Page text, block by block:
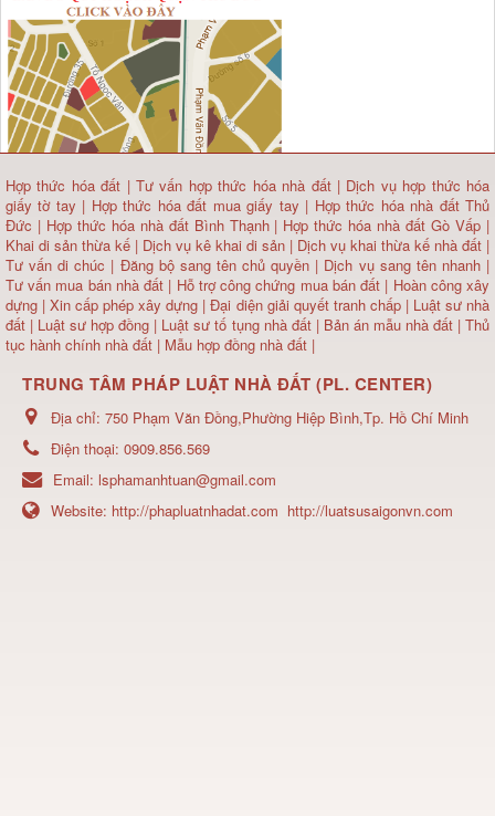
Hợp thức hóa đất |Tư vấn hợp thức hóa nhà đất| Dịch vụ hợp thức hóa
giấy tờ tay | Hợp thức hóa đất mua giấy tay | Hợp thức hóa nhà đất Thủ
Đức | Hợp thức hóa nhà đất Bình Thạnh | Hợp thức hóa nhà đất Gò Vấp |
Khai di sản thừa kế | Dịch vụ kê khai di sản | Dịch vụ khai thừa kế nhà đất |
Tư vấn di chúc | Đăng bộ sang tên chủ quyền | Dịch vụ sang tên nhanh |
Tư vấn mua bán nhà đất | Hỗ trợ công chứng mua bán đất | Hoàn công xây
dựng | Xin cấp phép xây dựng |Đại diện giải quyết tranh chấp | Luật sư nhà
đất | Luật sư hợp đồng | Luật sư tố tụng nhà đất | Bản án mẫu nhà đất|Thủ
tục hành chính nhà đất | Mẫu hợp đồng nhà đất |
TRUNG TÂM PHÁP LUẬT NHÀ ĐẤT (PL. CENTER)
Địa chỉ: 750 Phạm Văn Đồng,Phường Hiệp Bình,Tp. Hồ Chí Minh
Điện thoại: 0909.856.569
Email: lsphamanhtuan@gmail.com
Website: http://phapluatnhadat.com http://luatsusaigonvn.com